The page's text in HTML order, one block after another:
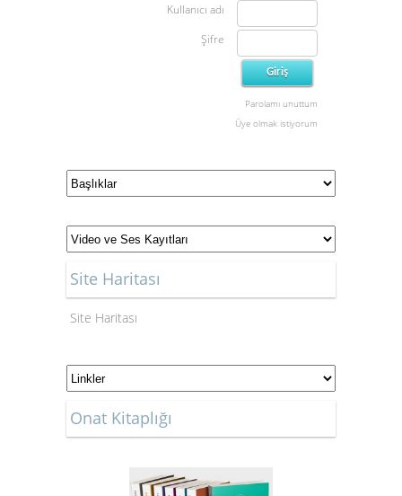
Kullanıcı adı
Şifre
Parolamı unuttum
Üye olmak istiyorum
Site Haritası
Site Haritası
Onat Kitaplığı